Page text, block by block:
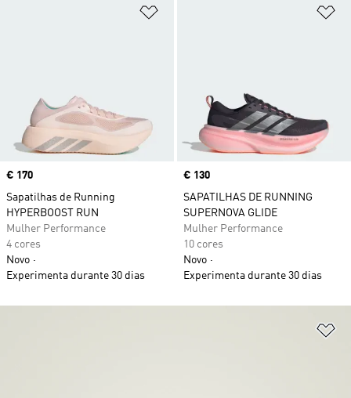
Price
€ 170
Sapatilhas de Running
HYPERBOOST RUN
Mulher Performance
4 cores
Novo
Experimenta durante 30 dias
Price
€ 130
SAPATILHAS DE RUNNING
SUPERNOVA GLIDE
Mulher Performance
10 cores
Novo
Experimenta durante 30 dias